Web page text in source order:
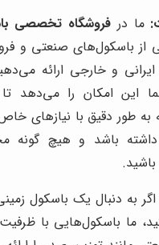
ما در فروشگاه تخصصی
از باسکول‌های صنعتی و
ایرانی و خارجی ارائه
این امکان را می‌دهد تا
به طور دقیق با نیازهای
باشد و هیچ گونه
اگر به دنبال یک باسکول
ما باسکول‌هایی با